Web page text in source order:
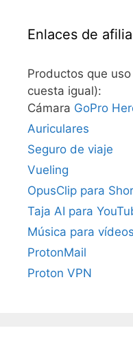
Enlaces de
Productos que
cuesta igual):
Cámara GoPro
Auriculares
Seguro de viaje
Vueling
OpusClip para
Taja AI para
Música para vídeos
ProtonMail
Proton VPN